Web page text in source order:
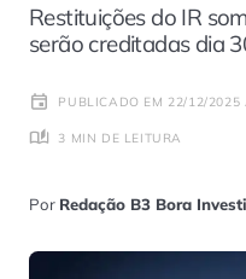
Restituições do IR
serão creditadas dia
PUBLICADO EM 22/12/2025
3 MIN DE LEITURA
Por Redação B3 Bora